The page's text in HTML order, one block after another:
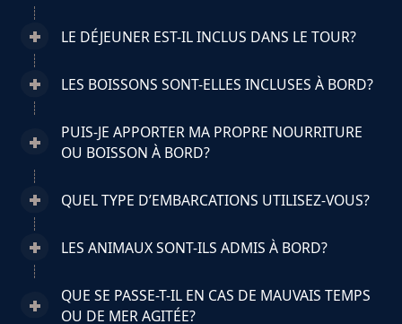
LE DÉJEUNER EST-IL INCLUS DANS LE TOUR?
LES BOISSONS SONT-ELLES INCLUSES À BORD?
PUIS-JE APPORTER MA PROPRE NOURRITURE
OU BOISSON À BORD?
QUEL TYPE D’EMBARCATIONS UTILISEZ-VOUS?
LES ANIMAUX SONT-ILS ADMIS À BORD?
QUE SE PASSE-T-IL EN CAS DE MAUVAIS TEMPS
OU DE MER AGITÉE?